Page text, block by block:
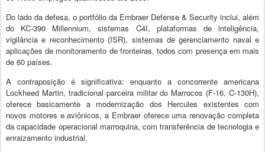
Do lado da defesa, o portfólio da Embraer Defense & Security inclui, além
do KC-390 Millennium, sistemas C4I, plataformas de inteligência,
vigilância e reconhecimento (ISR), sistemas de gerenciamento naval e
aplicações de monitoramento de fronteiras, todos com presença em mais
de 60 países.
A contraposição é significativa: enquanto a concorrente americana
Lockheed Martin, tradicional parceira militar do Marrocos (F-16, C-130H),
oferece basicamente a modernização dos Hercules existentes com
novos motores e aviônicos, a Embraer oferece uma renovação completa
da capacidade operacional marroquina, com transferência de tecnologia e
enraizamento industrial.